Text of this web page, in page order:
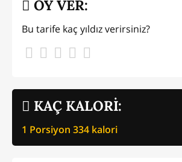
KAÇ KALORİ:
1 Porsiyon 334 kalori
OY VER:
Bu tarife kaç yıldız verirsiniz?